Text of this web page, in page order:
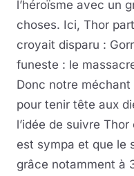
l’héroïsme avec un
choses. Ici, Thor
croyait disparu :
funeste : le
Donc notre
pour tenir tête aux
l’idée de suivre
est sympa et que le
grâce notamment à